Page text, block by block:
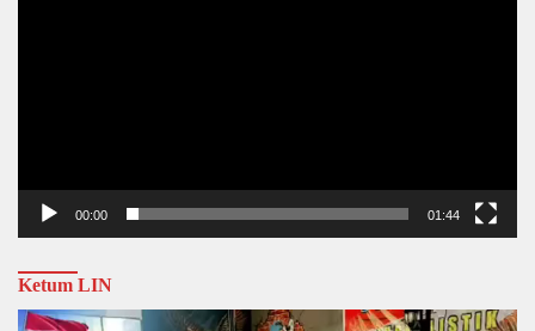
00:00 01:44
Ketum LIN
Video